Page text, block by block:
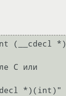
(__cdecl *)
*)(int)"